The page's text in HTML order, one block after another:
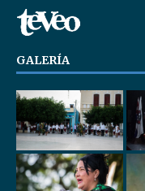
GALERÍA